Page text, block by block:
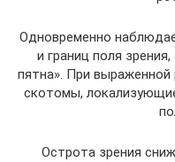
Одновременно
и границ поля
пятна». При
скотомы,
Острота зрения